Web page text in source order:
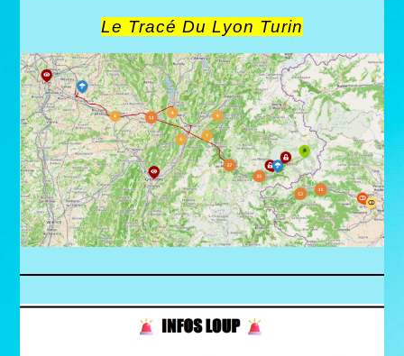
Le Tracé Du Lyon Turin